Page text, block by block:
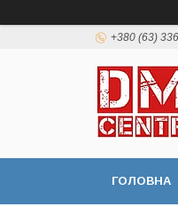
+380 (63)
ГОЛОВНА